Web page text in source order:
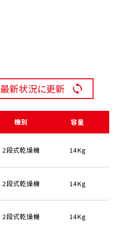
最新状況に更新
機別 容量
2段式乾燥機 14Kg
2段式乾燥機 14Kg
2段式乾燥機 14Kg